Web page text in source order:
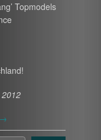
Topmodels
→